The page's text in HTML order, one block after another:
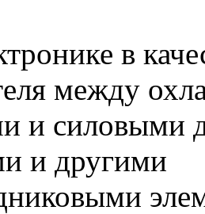
в
между
и силовыми
и другими